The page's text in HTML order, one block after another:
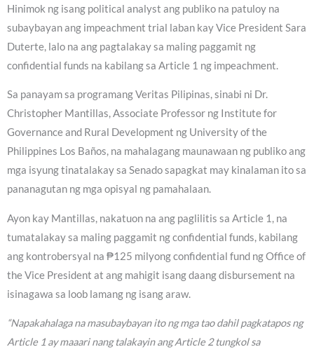
Hinimok ng isang political analyst ang publiko na patuloy na
subaybayan ang impeachment trial laban kay Vice President Sara
Duterte, lalo na ang pagtalakay sa maling paggamit ng
confidential funds na kabilang sa Article 1 ng impeachment.
Sa panayam sa programang Veritas Pilipinas, sinabi ni Dr.
Christopher Mantillas, Associate Professor ng Institute for
Governance and Rural Development ng University of the
Philippines Los Baños, na mahalagang maunawaan ng publiko ang
mga isyung tinatalakay sa Senado sapagkat may kinalaman ito sa
pananagutan ng mga opisyal ng pamahalaan.
Ayon kay Mantillas, nakatuon na ang paglilitis sa Article 1, na
tumatalakay sa maling paggamit ng confidential funds, kabilang
ang kontrobersyal na ₱125 milyong confidential fund ng Office of
the Vice President at ang mahigit isang daang disbursement na
isinagawa sa loob lamang ng isang araw.
“Napakahalaga na masubaybayan ito ng mga tao dahil pagkatapos ng
Article 1 ay maaari nang talakayin ang Article 2 tungkol sa